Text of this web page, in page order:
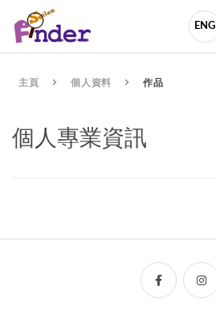
ENG
主頁 個人資料 作品
個人專業資訊